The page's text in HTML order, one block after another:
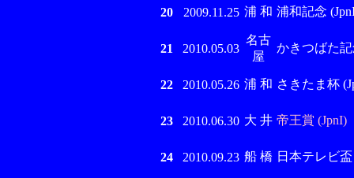
20 2009.11.25 浦 和 浦和記念
21 2010.05.03
名古
屋
かきつばた記
22 2010.05.26 浦 和 さきたま杯
23 2010.06.30 大 井 帝王賞 (JpnI)
24 2010.09.23 船 橋 日本テレビ盃